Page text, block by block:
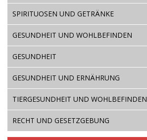
SPIRITUOSEN UND GETRÄNKE
GESUNDHEIT UND WOHLBEFINDEN
GESUNDHEIT
GESUNDHEIT UND ERNÄHRUNG
TIERGESUNDHEIT UND WOHLBEFINDEN
RECHT UND GESETZGEBUNG